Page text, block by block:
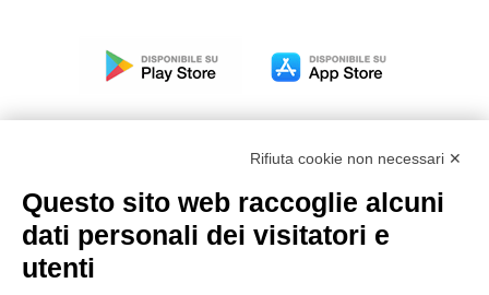
Modello organizzativo, gestione e controllo – D. lgs.
231/2001
Rifiuta cookie non necessari ✕
Questo sito web raccoglie alcuni
dati personali dei visitatori e
utenti